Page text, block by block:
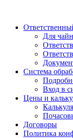
Для
Система
Вход в
Цены и
Договоры
Политика